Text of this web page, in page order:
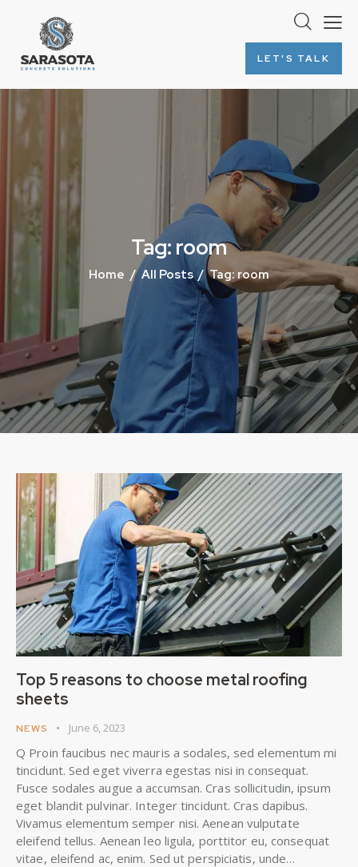
LET'S TALK
Tag: room
Home All Posts Tag: room
Top 5 reasons to choose metal roofing
sheets
NEWS June 6, 2023
Q Proin faucibus nec mauris a sodales, sed elementum mi
tincidunt. Sed eget viverra egestas nisi in consequat.
Fusce sodales augue a accumsan. Cras sollicitudin, ipsum
eget blandit pulvinar. Integer tincidunt. Cras dapibus.
Vivamus elementum semper nisi. Aenean vulputate
eleifend tellus. Aenean leo ligula, porttitor eu, consequat
vitae, eleifend ac, enim. Sed ut perspiciatis, unde…